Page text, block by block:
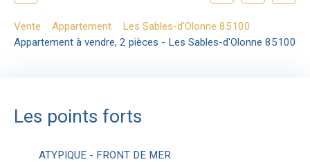
Vente Appartement
Les Sables-d'Olonne 85100
Appartement à vendre, 2 pièces - Les Sables-d'Olonne 85100
Les points forts
ATYPIQUE - FRONT DE MER